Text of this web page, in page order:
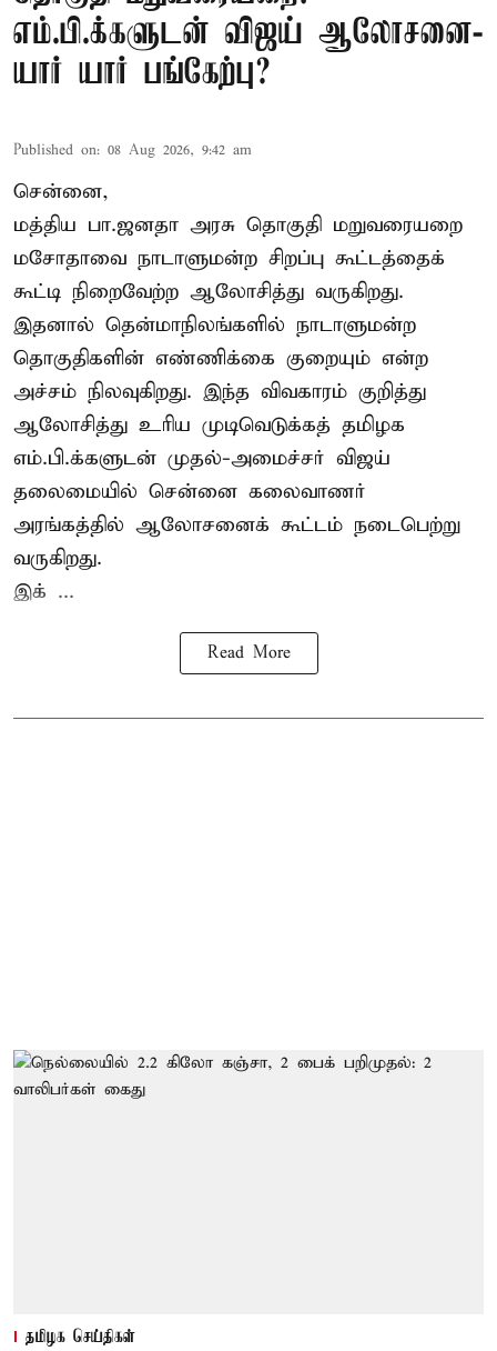
எம்.பி.க்களுடன் விஜய் ஆலோசனை-
யார் யார் பங்கேற்பு?
Published on: 08 Aug 2026, 9:42 am
சென்னை,
மத்திய பா.ஜனதா அரசு தொகுதி மறுவரையறை
மசோதாவை நாடாளுமன்ற சிறப்பு கூட்டத்தைக்
கூட்டி நிறைவேற்ற ஆலோசித்து வருகிறது.
இதனால் தென்மாநிலங்களில் நாடாளுமன்ற
தொகுதிகளின் எண்ணிக்கை குறையும் என்ற
அச்சம் நிலவுகிறது. இந்த விவகாரம் குறித்து
ஆலோசித்து உரிய முடிவெடுக்கத் தமிழக
எம்.பி.க்களுடன் முதல்-அமைச்சர் விஜய்
தலைமையில் சென்னை கலைவாணர்
அரங்கத்தில் ஆலோசனைக் கூட்டம் நடைபெற்று
வருகிறது.
இக் ...
Read More
தமிழக செய்திகள்